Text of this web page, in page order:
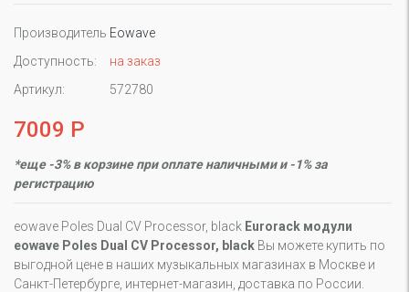
Производитель Eowave
Доступность:
на заказ
Артикул:
572780
7009 Р
*еще -3% в корзине при оплате наличными и -1% за
регистрацию
eowave Poles Dual CV Processor, black Eurorack модули
eowave Poles Dual CV Processor, black Вы можете купить по
выгодной цене в наших музыкальных магазинах в Москве и
Санкт-Петербурге, интернет-магазин, доставка по России.